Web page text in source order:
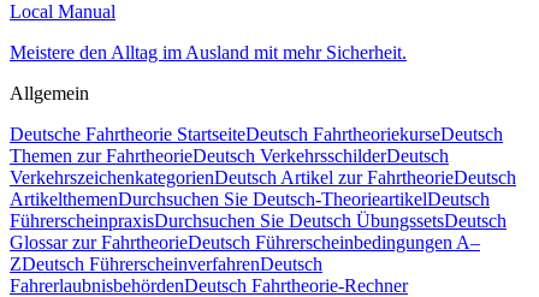
Local Manual
Meistere den Alltag im Ausland mit mehr Sicherheit.
Allgemein
Deutsche Fahrtheorie StartseiteDeutsch FahrtheoriekurseDeutsch
Themen zur FahrtheorieDeutsch VerkehrsschilderDeutsch
VerkehrszeichenkategorienDeutsch Artikel zur FahrtheorieDeutsch
ArtikelthemenDurchsuchen Sie Deutsch-TheorieartikelDeutsch
FührerscheinpraxisDurchsuchen Sie Deutsch ÜbungssetsDeutsch
Glossar zur FahrtheorieDeutsch Führerscheinbedingungen A–
ZDeutsch FührerscheinverfahrenDeutsch
FahrerlaubnisbehördenDeutsch Fahrtheorie-Rechner